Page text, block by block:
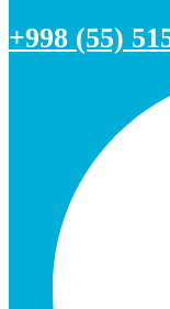
+998 (55)